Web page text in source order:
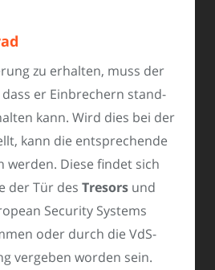
zu erhalten, muss der
er Einbrechern stand-
kann. Wird dies bei der
kann die entsprechende
werden. Diese findet sich
der Tür des Tresors und
Security Systems
oder durch die VdS-
vergeben worden sein.